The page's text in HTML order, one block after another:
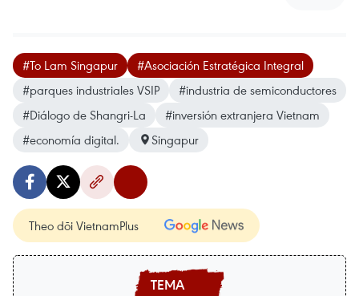
#To Lam Singapur
#Asociación Estratégica Integral
#parques industriales VSIP
#industria de semiconductores
#Diálogo de Shangri-La
#inversión extranjera Vietnam
#economía digital.
Singapur
Theo dõi VietnamPlus